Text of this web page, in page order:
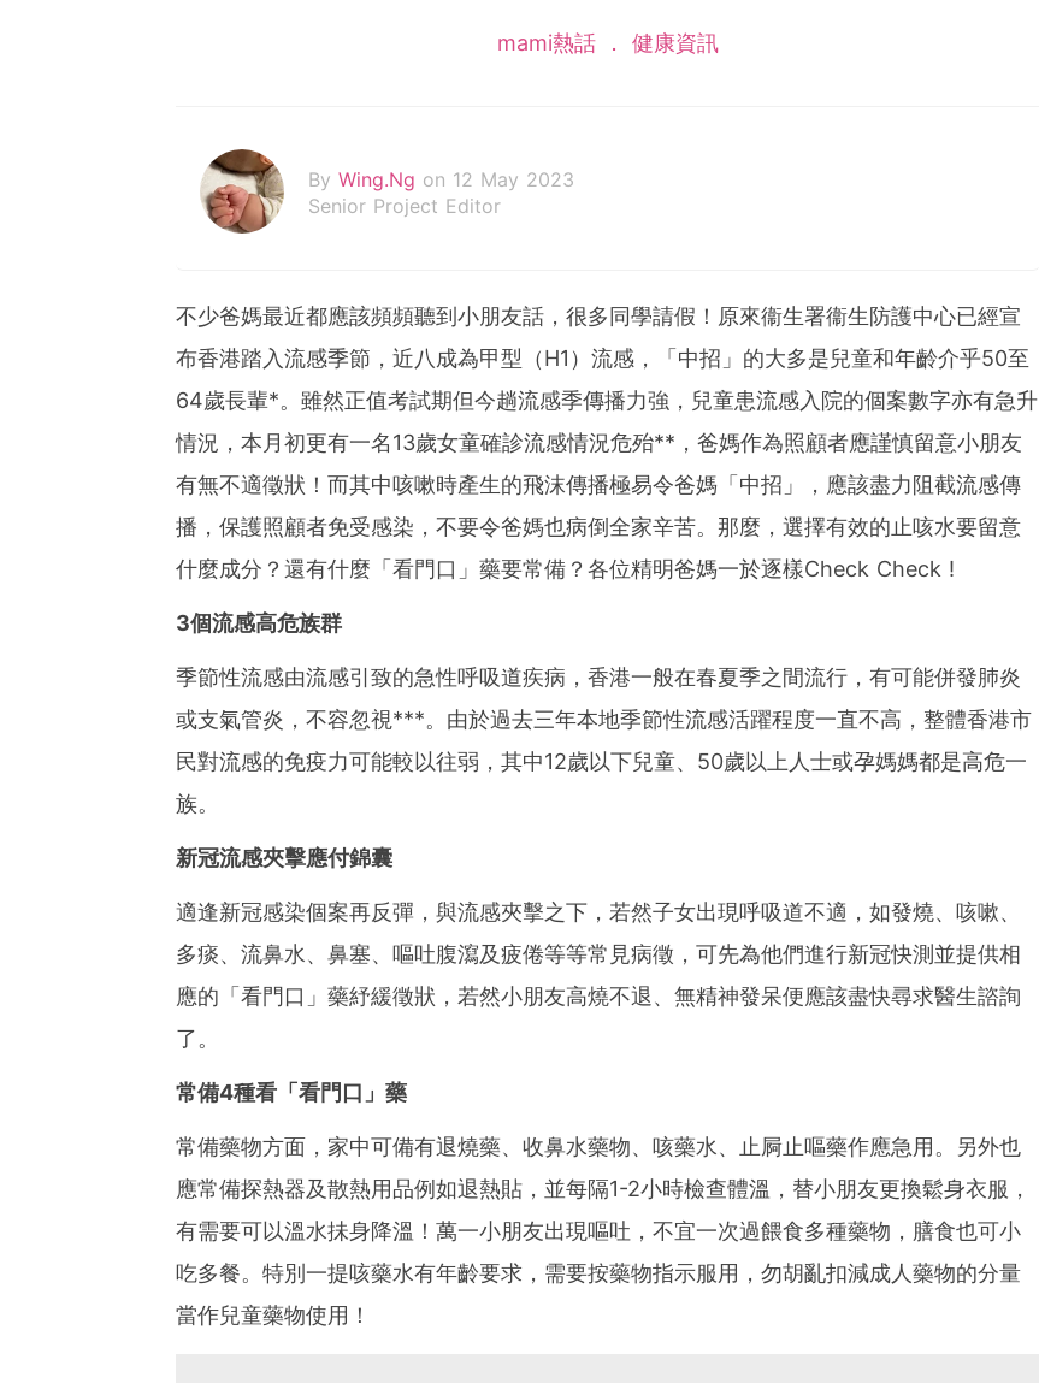
mami熱話 健康資訊
By Wing.Ng on 12 May 2023
Senior Project Editor
不少爸媽最近都應該頻頻聽到小朋友話，很多同學請假！原來衞生署衞生防護中心已經宣
布香港踏入流感季節，近八成為甲型（H1）流感，「中招」的大多是兒童和年齡介乎50至
64歲長輩*。雖然正值考試期但今趟流感季傳播力強，兒童患流感入院的個案數字亦有急升
情況，本月初更有一名13歲女童確診流感情況危殆**，爸媽作為照顧者應謹慎留意小朋友
有無不適徵狀！而其中咳嗽時產生的飛沫傳播極易令爸媽「中招」，應該盡力阻截流感傳
播，保護照顧者免受感染，不要令爸媽也病倒全家辛苦。那麼，選擇有效的止咳水要留意
什麼成分？還有什麼「看門口」藥要常備？各位精明爸媽一於逐樣Check Check !
3個流感高危族群
季節性流感由流感引致的急性呼吸道疾病，香港一般在春夏季之間流行，有可能併發肺炎
或支氣管炎，不容忽視***。由於過去三年本地季節性流感活躍程度一直不高，整體香港市
民對流感的免疫力可能較以往弱，其中12歲以下兒童、50歲以上人士或孕媽媽都是高危一
族。
新冠流感夾擊應付錦囊
適逢新冠感染個案再反彈，與流感夾擊之下，若然子女出現呼吸道不適，如發燒、咳嗽、
多痰、流鼻水、​​鼻塞、嘔吐腹瀉及疲倦等等常見病徵，可先為他們進行新冠快測並提供相
應的「看門口」藥紓緩徵狀，若然小朋友高燒不退、無精神發呆便應該盡快尋求醫生諮詢
了。
常備4種看「看門口」藥
常備藥物方面，家中可備有退燒藥、收鼻水藥物、咳藥水、止屙止嘔藥作應急用。另外也
應常備探熱器及散熱用品例如退熱貼，並每隔1-2小時檢查體溫，替小朋友更換鬆身衣服，
有需要可以溫水抺身降溫！萬一小朋友出現嘔吐，不宜一次過餵食多種藥物，膳食也可小
吃多餐。特別一提咳藥水有年齡要求，需要按藥物指示服用，勿胡亂扣減成人藥物的分量
當作兒童藥物使用！